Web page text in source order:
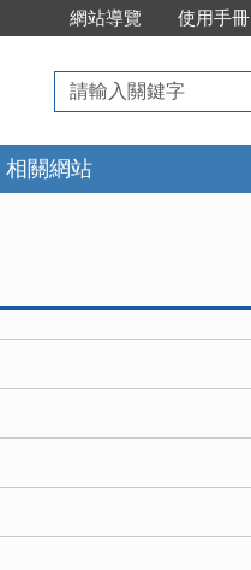
網站導覽 使用手冊
請
輸
入
關
鍵
相關網站